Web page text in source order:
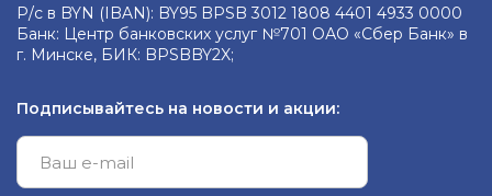
Р/с в BYN (IBAN): BY95 BPSB 3012 1808 4401 4933 0000
Банк: Центр банковских услуг №701 ОАО «Сбер Банк» в
г. Минске, БИК: BPSBBY2X;
Подписывайтесь на новости и акции: